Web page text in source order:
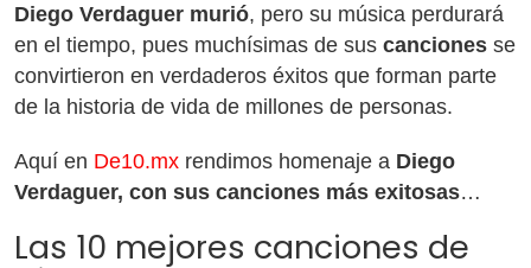
Diego Verdaguer murió, pero su música perdurará
en el tiempo, pues muchísimas de sus canciones se
convirtieron en verdaderos éxitos que forman parte
de la historia de vida de millones de personas.
Aquí en De10.mx rendimos homenaje a Diego
Verdaguer, con sus canciones más exitosas…
Las 10 mejores canciones de